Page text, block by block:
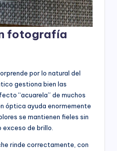
fotografía
por lo natural del
gestiona bien las
“acuarela” de muchos
óptica ayuda enormemente
se mantienen fieles sin
de brillo.
rinde correctamente, con